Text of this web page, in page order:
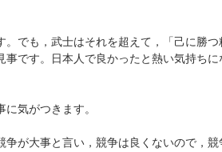
でも，武士はそれを超えて，「己に勝つ
です。日本人で良かったと熱い気持ちに
気がつきます。
が大事と言い，競争は良くないので，競